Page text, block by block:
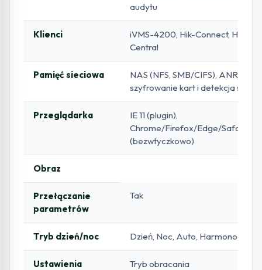
audytu
Klienci
iVMS-4200, Hik-Connect, Hik-
Central
Pamięć sieciowa
NAS (NFS, SMB/CIFS), ANR,
szyfrowanie kart i detekcja stanu
Przeglądarka
IE 11 (plugin),
Chrome/Firefox/Edge/Safari
(bezwtyczkowo)
Obraz
Przełączanie
parametrów
Tak
Tryb dzień/noc Dzień, Noc, Auto, Harmonogram
Ustawienia
Tryb obracania